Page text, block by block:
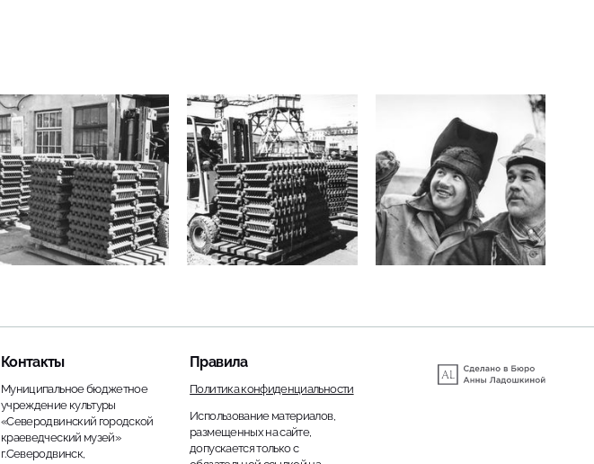
Контакты
Муниципальное бюджетное
учреждение культуры
«Северодвинский городской
краеведческий музей»
г.Северодвинск,
Правила
Политика конфиденциальности
Использование материалов,
размещенных на сайте,
допускается только с